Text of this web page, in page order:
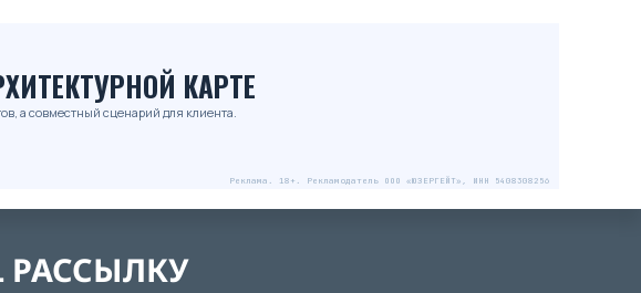
КАРТЕ
а совместный сценарий для клиента.
Реклама. 18+. Рекламодатель ООО «ЮЗЕРГЕЙТ», ИНН 5408308256
РАССЫЛКУ